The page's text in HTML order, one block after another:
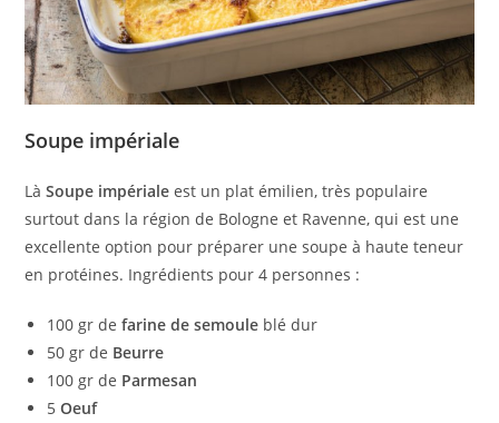
Soupe impériale
Là Soupe impériale est un plat émilien, très populaire
surtout dans la région de Bologne et Ravenne, qui est une
excellente option pour préparer une soupe à haute teneur
en protéines. Ingrédients pour 4 personnes :
100 gr defarine de semoule blé dur
50 gr de Beurre
100 gr de Parmesan
5Oeuf